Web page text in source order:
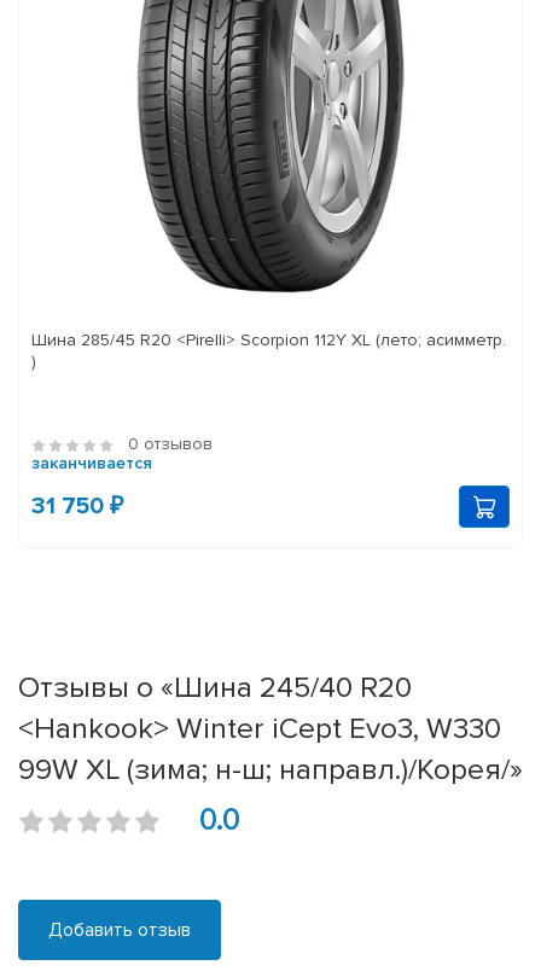
Шина 285/45 R20 <Pirelli> Scorpion 112Y XL (лето; асимметр.
)
0 отзывов
заканчивается
31 750 ₽
Отзывы о «Шина 245/40 R20
<Hankook> Winter iCept Evo3, W330
99W XL (зима; н-ш; направл.)/Корея/»
0.0
Добавить отзыв